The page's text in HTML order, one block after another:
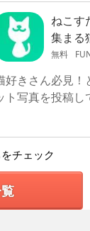
ねこす
集まる
画投稿
無料
好きさん必見！
ト写真を投稿
チェック